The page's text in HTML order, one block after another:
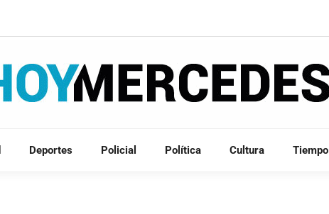
Deportes Policial Política Cultura Tiempo